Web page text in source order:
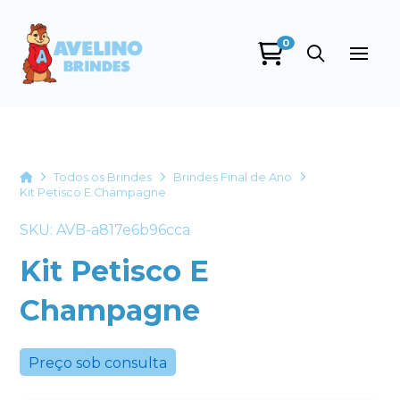
0
HomeTodos os Brindes
Brindes Final de Ano
Kit Petisco E Champagne
SKU: AVB-a817e6b96cca
Kit Petisco E
Champagne
Preço sob consulta
+55